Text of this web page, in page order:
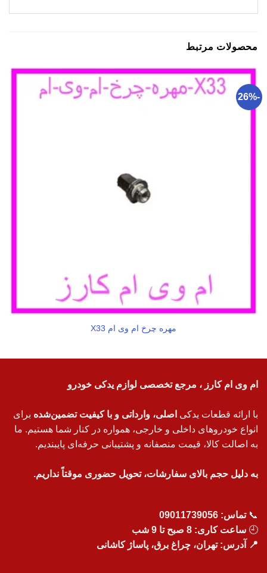
محصولات مرتبط
-26%
مهره چرخ ام وی ام X33
ام وی ام کارز ، مرجع تخصصی لوازم یدکی خودرو
با ارائه قطعات یدکی اصلی، وارداتی و با کیفیت تضمین‌شده برای
انواع خودروهای داخلی و خارجی، همواره در کنار شما هستیم. ما
به اصالت کالا، قیمت منصفانه و پشتیبانی حرفه‌ای پایبندیم.
به دلیل حجم بالای سفارشات، تحویل حضوری موقتاً نداریم.
📞تماس: 09011739056
🕘 ساعت کاری: 8 صبح تا 9 شب
📍 آدرس: تهران، چراغ برق، پاساژ کاشانی